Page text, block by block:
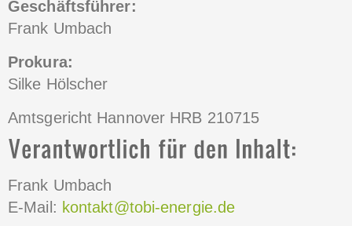
Geschäftsführer:
Frank Umbach
Prokura:
Silke Hölscher
Amtsgericht Hannover HRB 210715
Frank Umbach
E-Mail: kontakt@tobi-energie.de